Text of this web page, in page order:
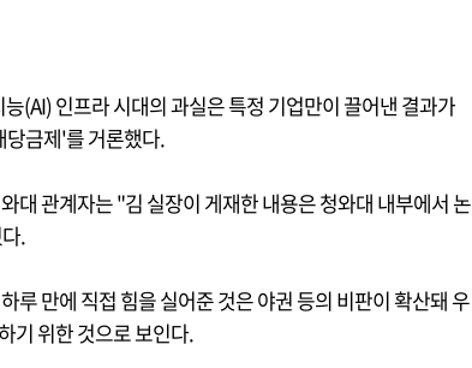
(AI) 인프라 시대의 과실은 특정 기업만이 끌어낸 결과가
금제'를 거론했다.
대 관계자는 "김 실장이 게재한 내용은 청와대 내부에서 논
.
루 만에 직접 힘을 실어준 것은 야권 등의 비판이 확산돼 우
기 위한 것으로 보인다.